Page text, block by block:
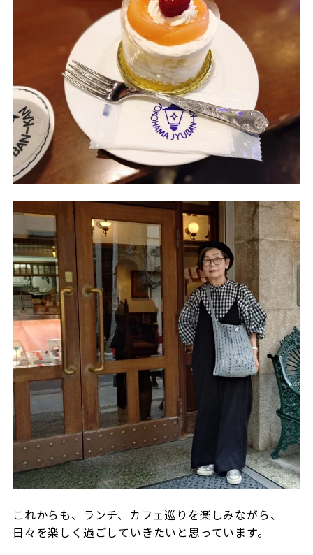
これからも、ランチ、カフェ巡りを楽しみながら、
日々を楽しく過ごしていきたいと思っています。